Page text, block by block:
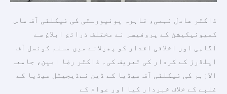
ڈاکٹر عادل فہمی، قاہرہ یونیورسٹی کی فیکلٹی آف ماس
کمیونیکیشن کے پروفیسر نے مختلف ذرائع ابلاغ سے
آگاہی اور اخلاقی اقدار کو پھیلانے میں مسلم کونسل آف
ایلڈرز کے کردار کی تعریف کی۔ ڈاکٹر رضا امین، جامعہ
الازہر کی فیکلٹی آف میڈیا کے ڈین نےڈیجیٹل میڈیا کے
غلبے کے خلاف خبردار کیا اور عوام کے
میڈیا
کے
کردار
پر
تبادلہ
خیال